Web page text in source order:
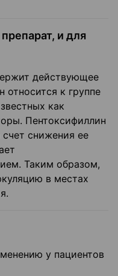
и для
действующее
относится к группе
как
Пентоксифиллин
счет снижения ее
Таким образом,
в местах
у пациентов